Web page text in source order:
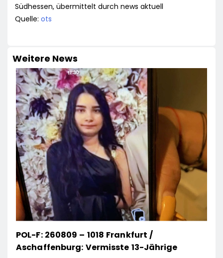
Südhessen, übermittelt durch news aktuell
Quelle: ots
Weitere News
POL-F: 260809 – 1018 Frankfurt /
Aschaffenburg: Vermisste 13-Jährige